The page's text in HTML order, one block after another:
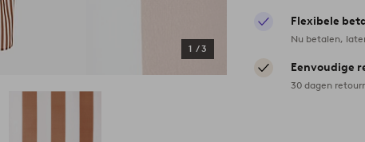
1 /3
Flexibele
Nu betalen,
Eenvoudige
30 dagen